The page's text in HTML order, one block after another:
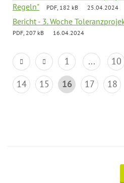
Regeln"
PDF, 182 kB 25.04.2024
Bericht - 3. Woche
PDF, 207 kB 16.04.2024
1 ... 10
14
15 16 17 18